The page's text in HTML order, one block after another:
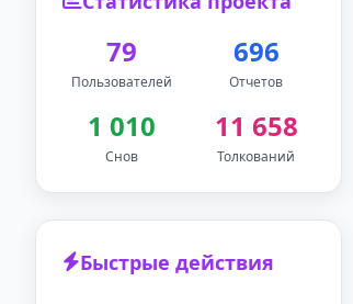
79
Пользователей
696
Отчетов
1 010
Снов
11 658
Толкований
Быстрые действия